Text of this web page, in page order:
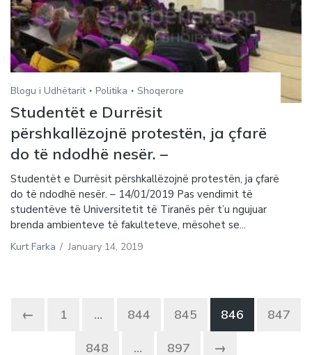
Blogu i Udhëtarit Politika Shoqerore
Studentët e Durrësit
përshkallëzojnë protestën, ja çfarë
do të ndodhë nesër. –
Studentët e Durrësit përshkallëzojnë protestën, ja çfarë
do të ndodhë nesër. – 14/01/2019 Pas vendimit të
studentëve të Universitetit të Tiranës për t’u ngujuar
brenda ambienteve të fakulteteve, mësohet se...
Kurt Farka / January 14, 2019
← 1 … 844 845 846 847
848 … 897 →